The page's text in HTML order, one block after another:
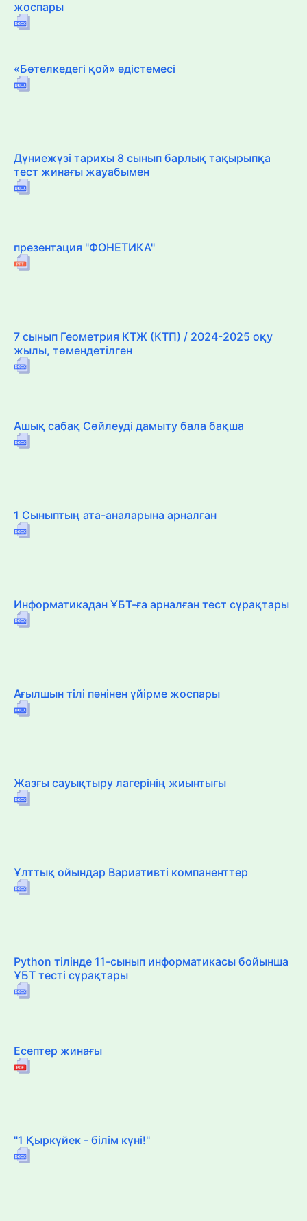
жоспары
«Бөтелкедегі қой» әдістемесі
Дүниежүзі тарихы 8 сынып барлық тақырыпқа
тест жинағы жауабымен
презентация "ФОНЕТИКА"
7 сынып Геометрия КТЖ (КТП) / 2024-2025 оқу
жылы, төмендетілген
Ашық сабақ Сөйлеуді дамыту бала бақша
1 Сыныптың ата-аналарына арналған
Информатикадан ҰБТ-ға арналған тест сұрақтары
Ағылшын тілі пәнінен үйірме жоспары
Жазғы сауықтыру лагерінің жиынтығы
Ұлттық ойындар Вариативті компаненттер
Python тілінде 11-сынып информатикасы бойынша
ҰБТ тесті сұрақтары
Есептер жинағы
"1 Қыркүйек - білім күні!"